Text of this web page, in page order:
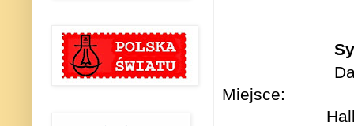
Miejsce: